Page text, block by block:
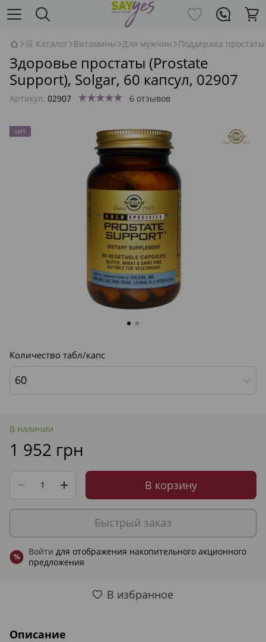
🛒 Каталог Витамины Для мужчин Поддержка простаты
Здоровье простаты (Prostate
Support), Solgar, 60 капсул, 02907
Артикул: 02907 6 отзывов
ХИТ
Количество табл/капс
60
В наличии
1 952 грн
В корзину
Быстрый заказ
% Войти для отображения накопительного акционного
предложения
В избранное
Описание